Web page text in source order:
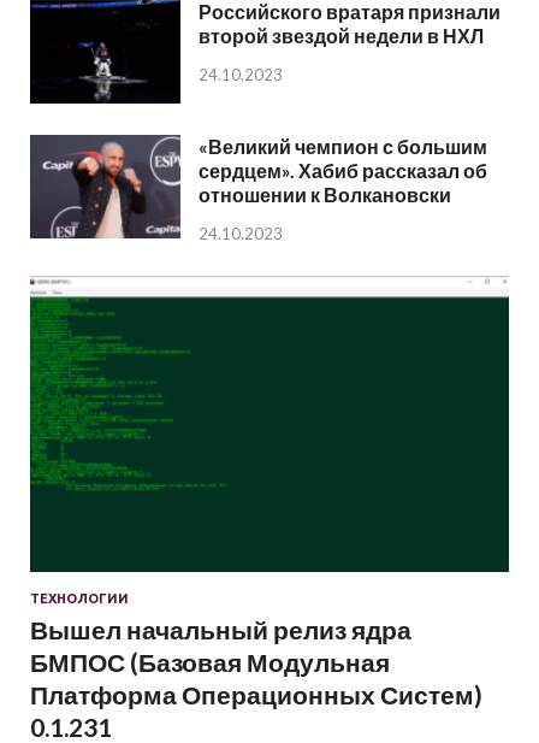
Российского вратаря признали
второй звездой недели в НХЛ
24.10.2023
«Великий чемпион с большим
сердцем». Хабиб рассказал об
отношении к Волкановски
24.10.2023
ТЕХНОЛОГИИ
Вышел начальный релиз ядра
БМПОС (Базовая Модульная
Платформа Операционных Систем)
0.1.231